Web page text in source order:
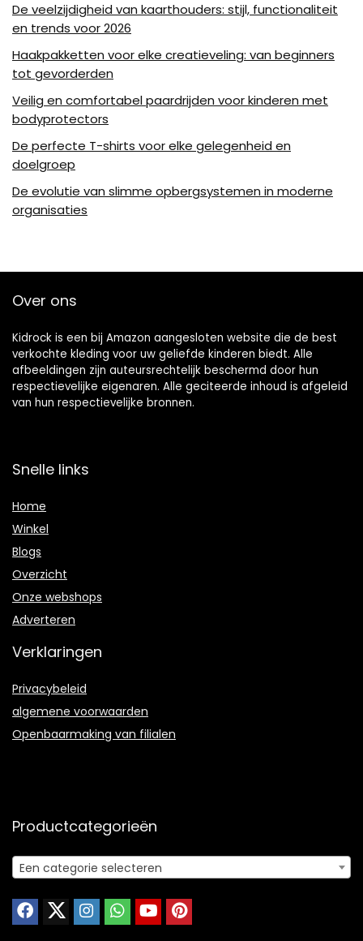
De veelzijdigheid van kaarthouders: stijl, functionaliteit
en trends voor 2026
Haakpakketten voor elke creatieveling: van beginners
tot gevorderden
Veilig en comfortabel paardrijden voor kinderen met
bodyprotectors
De perfecte T-shirts voor elke gelegenheid en
doelgroep
De evolutie van slimme opbergsystemen in moderne
organisaties
Over ons
Kidrock is een bij Amazon aangesloten website die de best
verkochte kleding voor uw geliefde kinderen biedt. Alle
afbeeldingen zijn auteursrechtelijk beschermd door hun
respectievelijke eigenaren. Alle geciteerde inhoud is afgeleid
van hun respectievelijke bronnen.
Snelle links
Home
Winkel
Blogs
Overzicht
Onze webshops
Adverteren
Verklaringen
Privacybeleid
algemene voorwaarden
Openbaarmaking van filialen
Productcategorieën
Een categorie selecteren